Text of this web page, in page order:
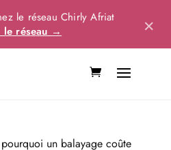
le réseau Chirly Afriat
le réseau →
×